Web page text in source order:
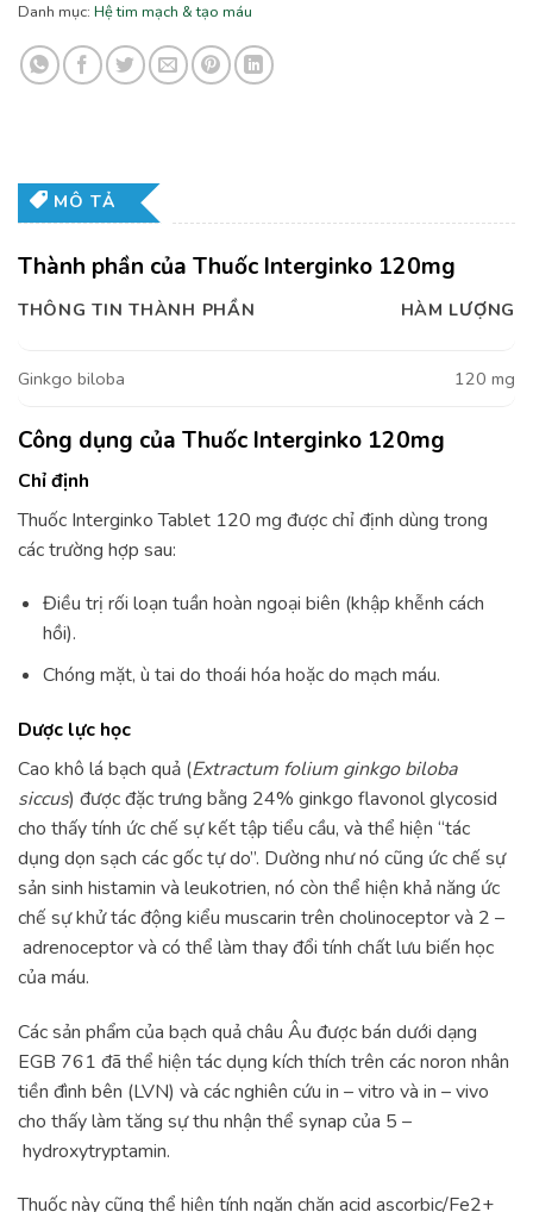
Danh mục: Hệ tim mạch & tạo máu
MÔ TẢ
Thành phần của Thuốc Interginko 120mg
THÔNG TIN THÀNH PHẦN HÀM LƯỢNG
Ginkgo biloba 120 mg
Công dụng của Thuốc Interginko 120mg
Chỉ định
Thuốc Interginko Tablet 120 mg được chỉ định dùng trong
các trường hợp sau:
Điều trị rối loạn tuần hoàn ngoại biên (khập khễnh cách
hồi).
Chóng mặt, ù tai do thoái hóa hoặc do mạch máu.
Dược lực học
Cao khô lá bạch quả (Extractum folium ginkgo biloba
siccus) được đặc trưng bằng 24% ginkgo flavonol glycosid
cho thấy tính ức chế sự kết tập tiểu cầu, và thể hiện “tác
dụng dọn sạch các gốc tự do”. Dường như nó cũng ức chế sự
sản sinh histamin và leukotrien, nó còn thể hiện khả năng ức
chế sự khử tác động kiểu muscarin trên cholinoceptor và 2 –
adrenoceptor và có thể làm thay đổi tính chất lưu biến học
của máu.
Các sản phẩm của bạch quả châu Âu được bán dưới dạng
EGB 761 đã thể hiện tác dụng kích thích trên các noron nhân
tiền đình bên (LVN) và các nghiên cứu in – vitro và in – vivo
cho thấy làm tăng sự thu nhận thể synap của 5 –
hydroxytryptamin.
Thuốc này cũng thể hiện tính ngăn chặn acid ascorbic/Fe2+